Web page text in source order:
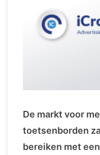
De markt voor
toetsenborden
bereiken met